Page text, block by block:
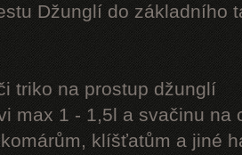
Džunglí do základního
triko na prostup džunglí
max 1 - 1,5l a svačinu na
klíšťatům a jiné